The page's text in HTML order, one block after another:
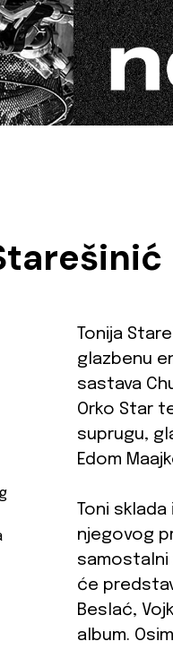
Tonija
glazbenu
sastava
Orko Star
suprugu,
Edom
Toni
njegovog
samostalni
će
Beslać,
album.